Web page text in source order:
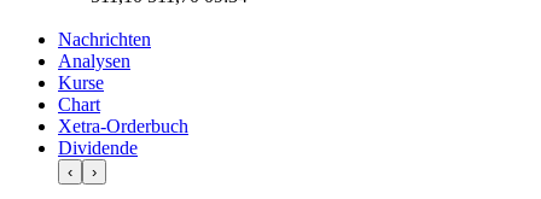
Nachrichten
Analysen
Kurse
Chart
Xetra-Orderbuch
Dividende
‹ ›